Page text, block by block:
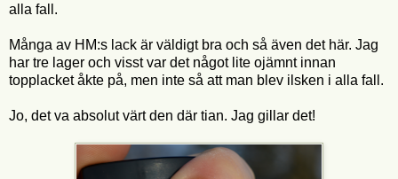
alla fall.
Många av HM:s lack är väldigt bra och så även det här. Jag
har tre lager och visst var det något lite ojämnt innan
topplacket åkte på, men inte så att man blev ilsken i alla fall.
Jo, det va absolut värt den där tian. Jag gillar det!